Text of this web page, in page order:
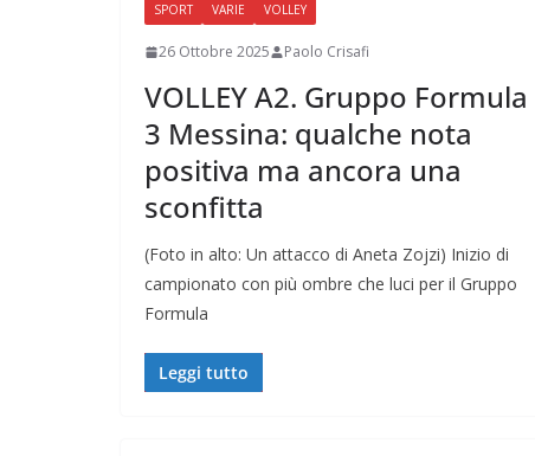
SPORT VARIE VOLLEY
26 Ottobre 2025 Paolo Crisafi
VOLLEY A2. Gruppo Formula
3 Messina: qualche nota
positiva ma ancora una
sconfitta
(Foto in alto: Un attacco di Aneta Zojzi) Inizio di
campionato con più ombre che luci per il Gruppo
Formula
Leggi tutto